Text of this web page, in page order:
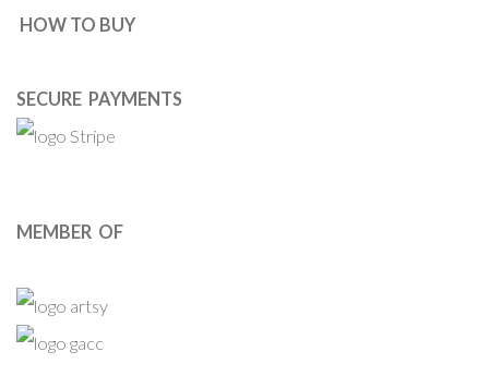
HOW TO BUY
SECURE PAYMENTS
MEMBER OF